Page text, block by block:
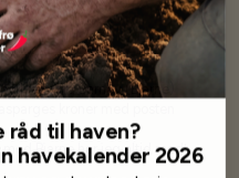
hjælp fra Barney (Bjarne)
Bjarne har jeg altid mødt
råd til haven?
havekalender 2026